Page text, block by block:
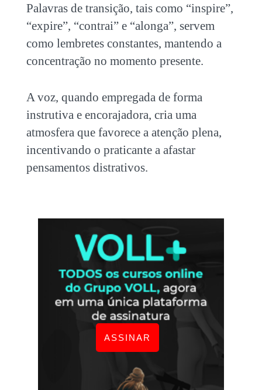
Palavras de transição, tais como “inspire”,
“expire”, “contrai” e “alonga”, servem
como lembretes constantes, mantendo a
concentração no momento presente.
A voz, quando empregada de forma
instrutiva e encorajadora, cria uma
atmosfera que favorece a atenção plena,
incentivando o praticante a afastar
pensamentos distrativos.
ASSINAR